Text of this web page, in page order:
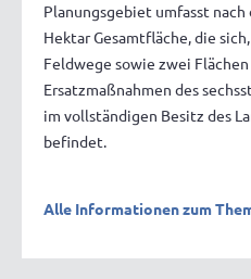
Planungsgebiet umfasst
Hektar Gesamtfläche, die
Feldwege sowie zwei
Ersatzmaßnahmen des
im vollständigen Besitz des
befindet.
Alle Informationen zum